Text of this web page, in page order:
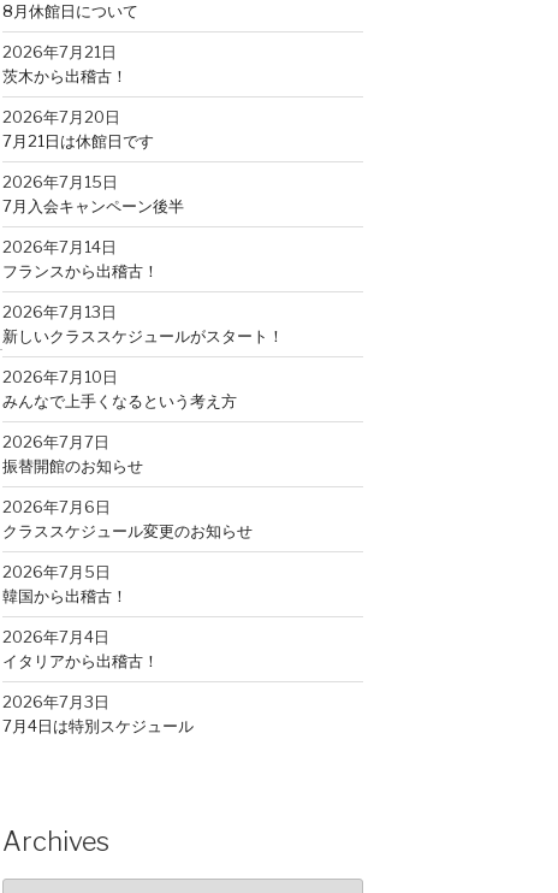
8月休館日について
2026年7月21日
茨木から出稽古！
2026年7月20日
7月21日は休館日です
2026年7月15日
7月入会キャンペーン後半
2026年7月14日
フランスから出稽古！
2026年7月13日
新しいクラススケジュールがスタート！
2026年7月10日
みんなで上手くなるという考え方
2026年7月7日
振替開館のお知らせ
2026年7月6日
クラススケジュール変更のお知らせ
2026年7月5日
韓国から出稽古！
2026年7月4日
イタリアから出稽古！
2026年7月3日
7月4日は特別スケジュール
2026年7月1日
7月入会キャンペーン
Archives